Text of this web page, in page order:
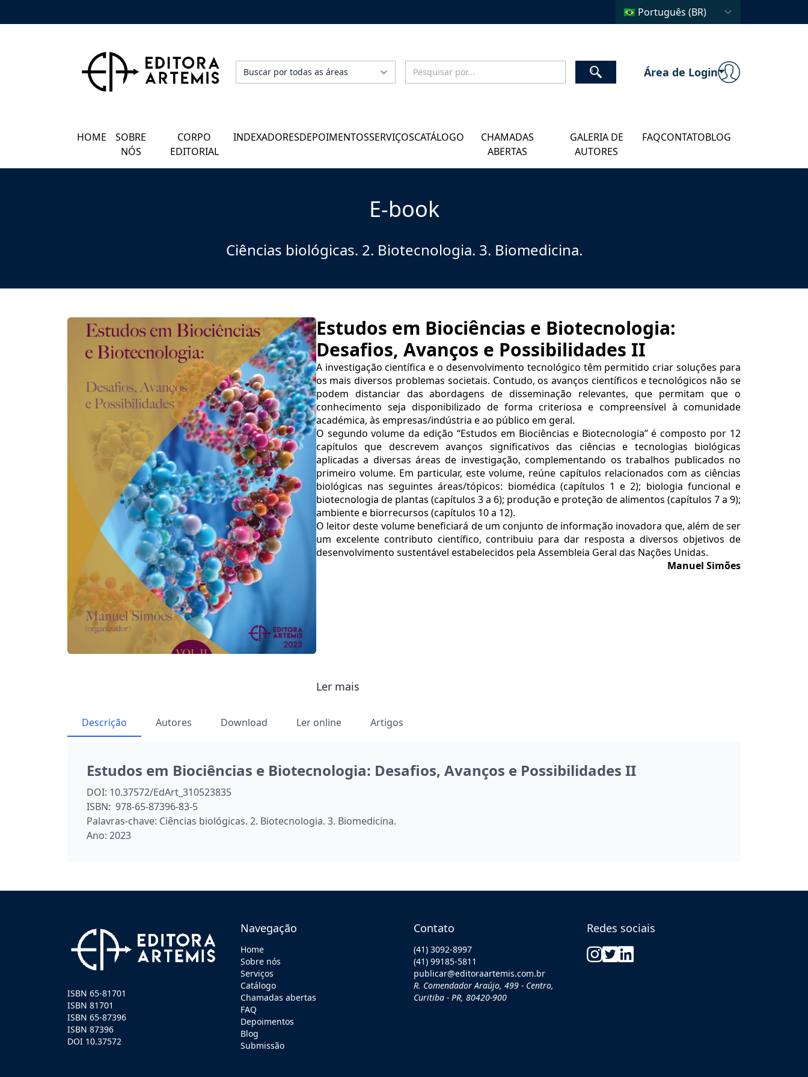
Área de Login
HOME
SOBRE
NÓS
CORPO
EDITORIAL
INDEXADORESDEPOIMENTOSSERVIÇOSCATÁLOGO
CHAMADAS
ABERTAS
GALERIA DE
AUTORES
FAQCONTATOBLOG
E-book
Ciências biológicas. 2. Biotecnologia. 3. Biomedicina.
Estudos em Biociências e Biotecnologia:
Desafios, Avanços e Possibilidades II
A investigação científica e o desenvolvimento tecnológico têm permitido criar soluções para
os mais diversos problemas societais. Contudo, os avanços científicos e tecnológicos não se
podem distanciar das abordagens de disseminação relevantes, que permitam que o
conhecimento seja disponibilizado de forma criteriosa e compreensível à comunidade
académica, às empresas/indústria e ao público em geral.
O segundo volume da edição “Estudos em Biociências e Biotecnologia” é composto por 12
capítulos que descrevem avanços significativos das ciências e tecnologias biológicas
aplicadas a diversas áreas de investigação, complementando os trabalhos publicados no
primeiro volume. Em particular, este volume, reúne capítulos relacionados com as ciências
biológicas nas seguintes áreas/tópicos: biomédica (capítulos 1 e 2); biologia funcional e
biotecnologia de plantas (capítulos 3 a 6); produção e proteção de alimentos (capítulos 7 a 9);
ambiente e biorrecursos (capítulos 10 a 12).
O leitor deste volume beneficiará de um conjunto de informação inovadora que, além de ser
um excelente contributo científico, contribuiu para dar resposta a diversos objetivos de
desenvolvimento sustentável estabelecidos pela Assembleia Geral das Nações Unidas.
Manuel Simões
Ler mais
Descrição Autores Download Ler online Artigos
Estudos em Biociências e Biotecnologia: Desafios, Avanços e Possibilidades II
DOI: 10.37572/EdArt_310523835
ISBN: 978-65-87396-83-5
Palavras-chave: Ciências biológicas. 2. Biotecnologia. 3. Biomedicina.
Ano: 2023
GALERIA DE AUTORES
CHAMADAS ABERTAS
ISBN 65-81701
ISBN 81701
ISBN 65-87396
ISBN 87396
DOI 10.37572
Navegação
Home
Sobre nós
Serviços
Catálogo
Chamadas abertas
FAQ
Depoimentos
Blog
Submissão
Contato
(41) 3092-8997
(41) 99185-5811
publicar@editoraartemis.com.br
R. Comendador Araújo, 499 - Centro,
Curitiba - PR, 80420-900
Redes sociais